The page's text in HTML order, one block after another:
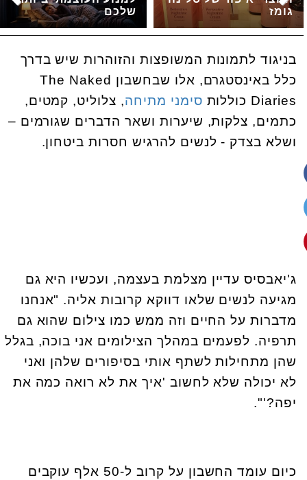
שלכם
גומז
בניגוד לתמונות המשופצות והזוהרות שיש בדרך
כלל באינסטגרם, אלו שבחשבון The Naked
Diaries כוללות סימני מתיחה, צלוליט, קמטים,
כתמים, צלקות, שיערות ושאר הדברים שגורמים –
ושלא בצדק - לנשים להרגיש חסרות ביטחון.
ג'יאבסיס עדיין מצלמת בעצמה, ועכשיו היא גם
מגיעה לנשים שלאו דווקא קרובות אליה. "אנחנו
מדברות על החיים וזה ממש כמו צילום שהוא גם
תרפיה. לפעמים במהלך הצילומים אני בוכה, בגלל
שהן מתחילות לשתף אותי בסיפורים שלהן ואני
לא יכולה שלא לחשוב 'איך את לא רואה כמה את
יפה?'".
כיום עומד החשבון על קרוב ל-50 אלף עוקבים